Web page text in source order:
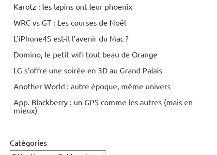
Karotz : les lapins ont leur phoenix
WRC vs GT : Les courses de Noël
L’iPhone4S est-il l’avenir du Mac ?
Domino, le petit wifi tout beau de Orange
LG s’offre une soirée en 3D au Grand Palais
Another World : autre époque, même univers
App. Blackberry : un GPS comme les autres (mais en
mieux)
Catégories